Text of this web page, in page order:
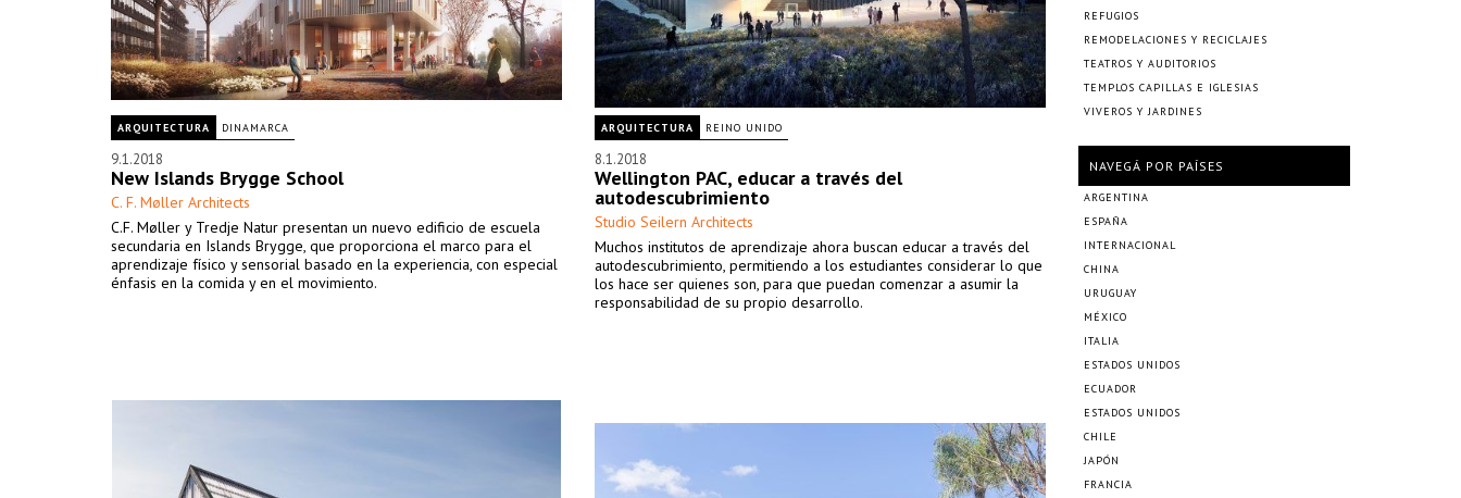
ARQUITECTURA DINAMARCA
9.1.2018
New Islands Brygge School
C. F. Møller Architects
C.F. Møller y Tredje Natur presentan un nuevo edificio de escuela
secundaria en Islands Brygge, que proporciona el marco para el
aprendizaje físico y sensorial basado en la experiencia, con especial
énfasis en la comida y en el movimiento.
ARQUITECTURA REINO UNIDO
8.1.2018
Wellington PAC, educar a través del
autodescubrimiento
Studio Seilern Architects
Muchos institutos de aprendizaje ahora buscan educar a través del
autodescubrimiento, permitiendo a los estudiantes considerar lo que
los hace ser quienes son, para que puedan comenzar a asumir la
responsabilidad de su propio desarrollo.
REFUGIOS
REMODELACIONES Y RECICLAJES
TEATROS Y AUDITORIOS
TEMPLOS CAPILLAS E IGLESIAS
VIVEROS Y JARDINES
NAVEGÁ POR PAÍSES
ARGENTINA
ESPAÑA
INTERNACIONAL
CHINA
URUGUAY
MÉXICO
ITALIA
ESTADOS UNIDOS
ECUADOR
ESTADOS UNIDOS
CHILE
JAPÓN
FRANCIA